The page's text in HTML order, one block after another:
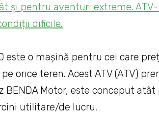
și pentru aventuri extreme.
dificile.
este o mașină pentru cei care
orice teren. Acest ATV (ATV)
BENDA Motor, este conceput
utilitare/de lucru.